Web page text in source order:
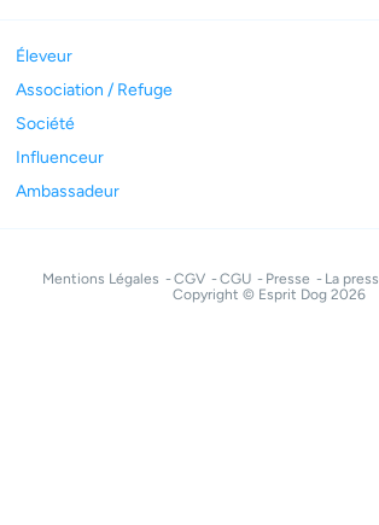
Éleveur
Association / Refuge
Société
Influenceur
Ambassadeur
Mentions Légales CGV CGU Presse
La
Copyright © Esprit Dog 2026